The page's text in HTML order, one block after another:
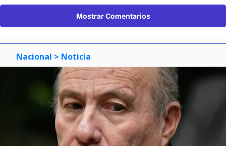
Mostrar Comentarios
Nacional > Noticia